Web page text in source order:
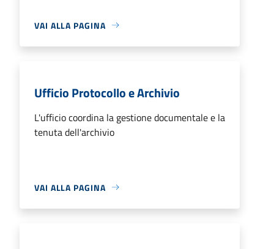
VAI ALLA PAGINA
Ufficio Protocollo e Archivio
L'ufficio coordina la gestione documentale e la
tenuta dell'archivio
VAI ALLA PAGINA